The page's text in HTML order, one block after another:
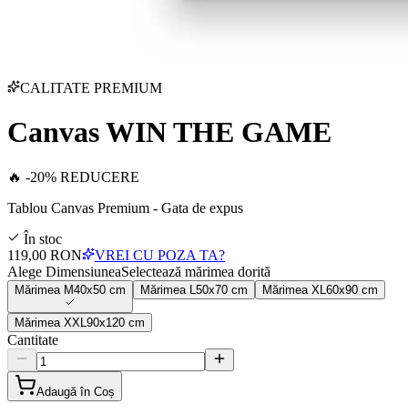
CALITATE PREMIUM
Canvas WIN THE GAME
🔥 -20% REDUCERE
Tablou Canvas Premium - Gata de expus
În stoc
119,00 RON
VREI CU POZA TA?
Alege DimensiuneaSelectează mărimea dorită
Mărimea M40x50 cm Mărimea 50x70 cm Mărimea XL 60x90 cm
Mărimea XXL 90x120 cm
Cantitate
Adaugă în Coș